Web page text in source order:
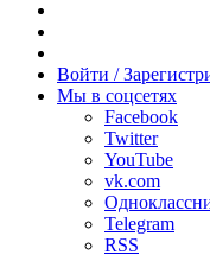
радио
Войти /
Мы в соцсетях
Facebook
Twitter
YouTube
vk.com
Telegram
RSS